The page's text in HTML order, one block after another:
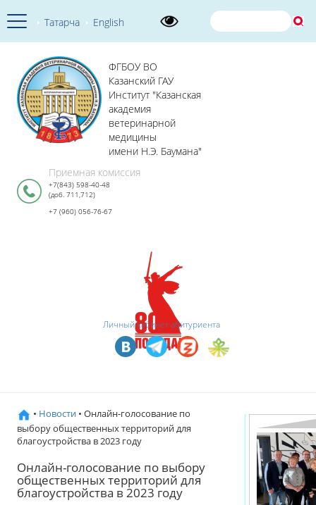
Татарча English
ФГБОУ ВО
Казанский ГАУ
Институт "Казанская
академия
ветеринарной
медицины
имени Н.Э. Баумана"
Приемная комиссия
+7(843) 598-40-48
(доб. 711,712)
+7 (960) 056-76-67
Личный кабинет абитуриента
• Новости • Oнлайн-голосование по
выбору общественных территорий для
благоустройства в 2023 году
Oнлайн-голосование по выбору
общественных территорий для
благоустройства в 2023 году